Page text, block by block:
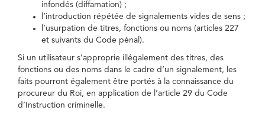
infondés (diffamation) ;
l’introduction répétée de signalements vides de sens ;
l’usurpation de titres, fonctions ou noms (articles 227
et suivants du Code pénal).
Si un utilisateur s’approprie illégalement des titres, des
fonctions ou des noms dans le cadre d’un signalement, les
faits pourront également être portés à la connaissance du
procureur du Roi, en application de l’article 29 du Code
d’Instruction criminelle.